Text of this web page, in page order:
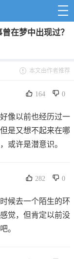
在梦中出现过？
本文由作者推荐
164 0
像以前也经历过一
是又想不起来在哪
或许是潜意识。
282 0
候去一个陌生的环
觉，但肯定以前没
。